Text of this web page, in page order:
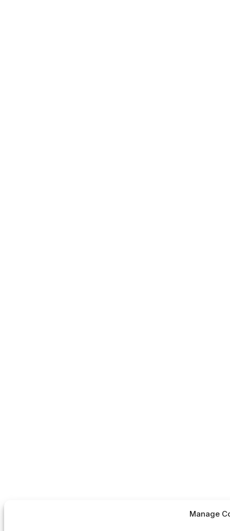
Manage